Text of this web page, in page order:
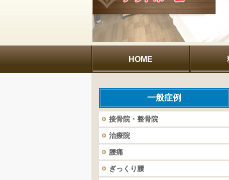
HOME
一般症例
接骨院・整骨院
治療院
腰痛
ぎっくり腰